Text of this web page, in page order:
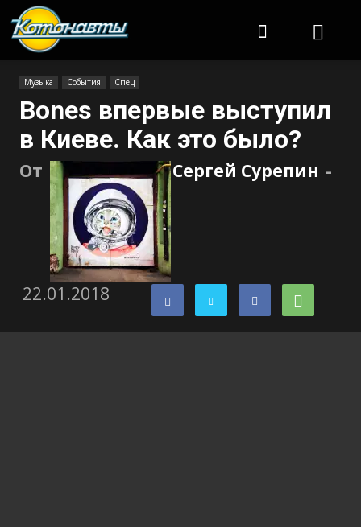
Музыка События Спец
Bones впервые выступил
в Киеве. Как это было?
От Сергей Сурепин -
22.01.2018